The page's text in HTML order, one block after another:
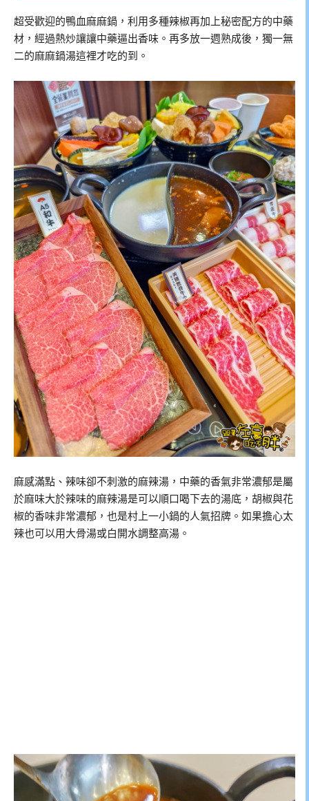
超受歡迎的鴨血麻麻鍋，利用多種辣椒再加上秘密配方的中藥
材，經過熱炒讓讓中藥逼出香味。再多放一週熟成後，獨一無
二的麻麻鍋湯這裡才吃的到。
麻感滿點、辣味卻不刺激的麻辣湯，中藥的香氣非常濃郁是屬
於麻味大於辣味的麻辣湯是可以順口喝下去的湯底，胡椒與花
椒的香味非常濃郁，也是村上一小鍋的人氣招牌。如果擔心太
辣也可以用大骨湯或白開水調整高湯。